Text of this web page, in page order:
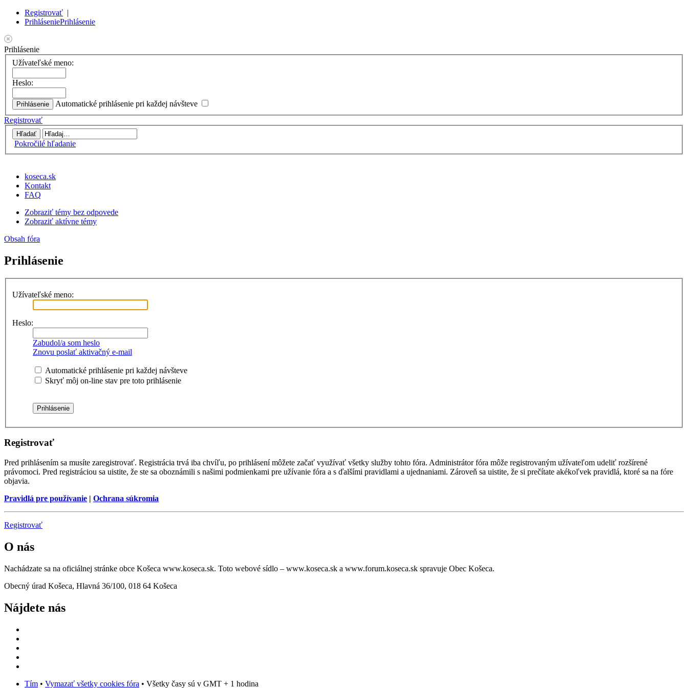
Registrovať |
PrihláseniePrihlásenie
Prihlásenie
Užívateľské meno:
Heslo:
Automatické prihlásenie pri každej návšteve
Registrovať
Pokročilé hľadanie
koseca.sk
Kontakt
FAQ
Zobraziť témy bez odpovede
Zobraziť aktívne témy
Obsah fóra
Prihlásenie
Užívateľské meno:
Heslo:
Zabudol/a som heslo
Znovu poslať aktivačný e-mail
Automatické prihlásenie pri každej návšteve
Skryť môj on-line stav pre toto prihlásenie
Registrovať
Pred prihlásením sa musíte zaregistrovať. Registrácia trvá iba chvíľu, po prihlásení môžete začať využívať všetky služby tohto fóra. Administrátor fóra môže registrovaným užívateľom udeliť rozšírené
právomoci. Pred registráciou sa uistite, že ste sa oboznámili s našimi podmienkami pre užívanie fóra a s ďalšími pravidlami a ujednaniami. Zároveň sa uistite, že si prečítate akékoľvek pravidlá, ktoré sa na fóre
objavia.
Pravidlá pre používanie | Ochrana súkromia
Registrovať
O nás
Nachádzate sa na oficiálnej stránke obce Košeca www.koseca.sk. Toto webové sídlo – www.koseca.sk a www.forum.koseca.sk spravuje Obec Košeca.
Obecný úrad Košeca, Hlavná 36/100, 018 64 Košeca
Nájdete nás
Tím • Vymazať všetky cookies fóra • Všetky časy sú v GMT + 1 hodina